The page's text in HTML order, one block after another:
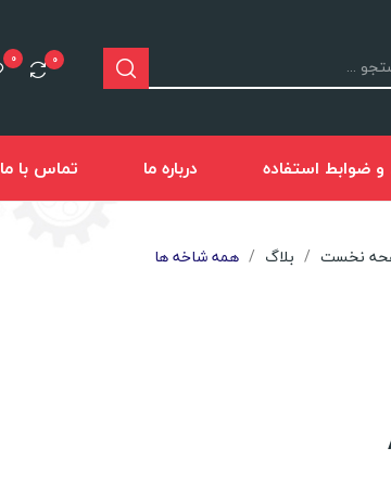
0
0
ضوابط استفاده درباره ما تماس با ما
نخست بلاگ همه شاخه ها